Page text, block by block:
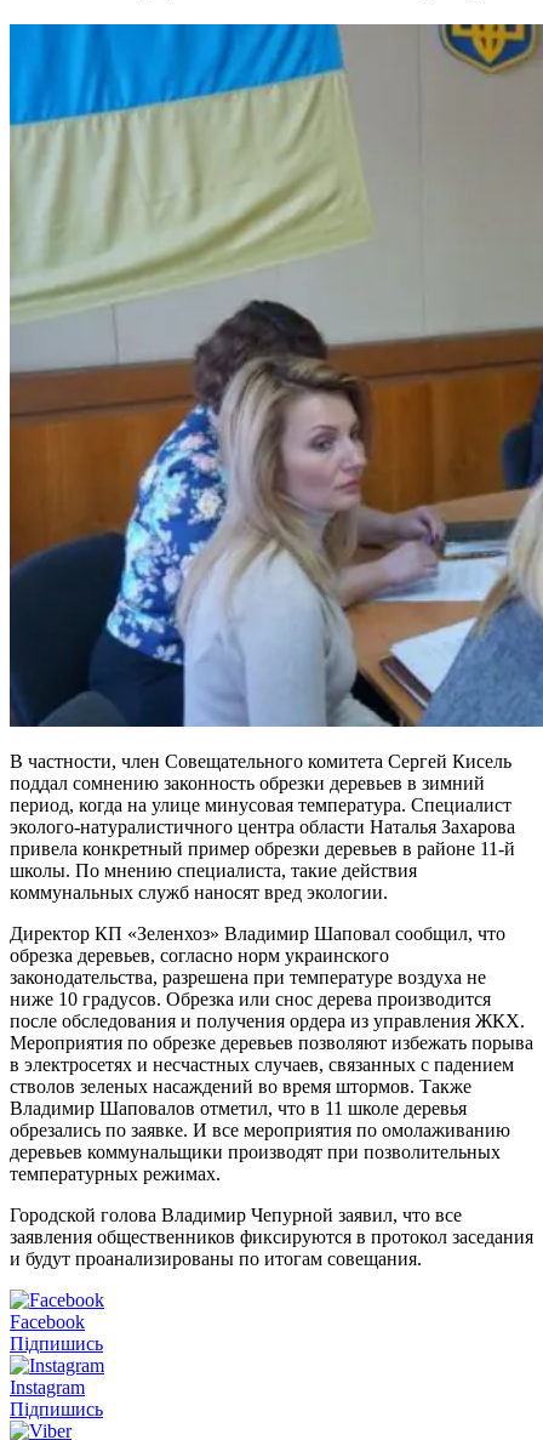
В частности, член Совещательного комитета Сергей Кисель
поддал сомнению законность обрезки деревьев в зимний
период, когда на улице минусовая температура. Специалист
эколого-натуралистичного центра области Наталья Захарова
привела конкретный пример обрезки деревьев в районе 11-й
школы. По мнению специалиста, такие действия
коммунальных служб наносят вред экологии.
Директор КП «Зеленхоз» Владимир Шаповал сообщил, что
обрезка деревьев, согласно норм украинского
законодательства, разрешена при температуре воздуха не
ниже 10 градусов. Обрезка или снос дерева производится
после обследования и получения ордера из управления ЖКХ.
Мероприятия по обрезке деревьев позволяют избежать порыва
в электросетях и несчастных случаев, связанных с падением
стволов зеленых насаждений во время штормов. Также
Владимир Шаповалов отметил, что в 11 школе деревья
обрезались по заявке. И все мероприятия по омолаживанию
деревьев коммунальщики производят при позволительных
температурных режимах.
Городской голова Владимир Чепурной заявил, что все
заявления общественников фиксируются в протокол заседания
и будут проанализированы по итогам совещания.
Facebook
Підпишись
Instagram
Підпишись